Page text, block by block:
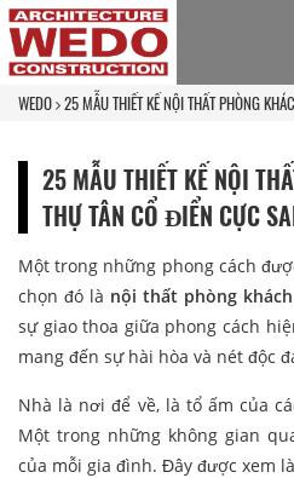
WEDO 25 MẪU THIẾT KẾ NỘI THẤT PHÒNG
25 MẪU THIẾT KẾ NỘI
THỰ TÂN CỔ ĐIỂN CỰC
Một trong những phong cách
chọn đó là nội thất phòng
sự giao thoa giữa phong cách
mang đến sự hài hòa và nét độc
Nhà là nơi để về, là tổ ấm của
Một trong những không gian
của mỗi gia đình. Đây được xem